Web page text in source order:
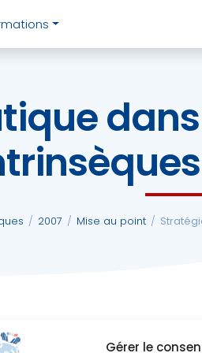
Gérer le
/ 2007 / Mise au point /